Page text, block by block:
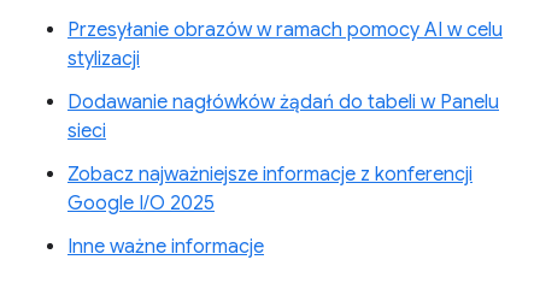
Przesyłanie obrazów w ramach pomocy AI w celu
stylizacji
Dodawanie nagłówków żądań do tabeli w Panelu
sieci
Zobacz najważniejsze informacje z konferencji
Google I/O 2025
Inne ważne informacje